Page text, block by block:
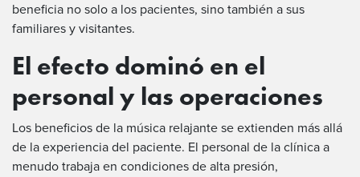
beneficia no solo a los pacientes, sino también a sus
familiares y visitantes.
El efecto dominó en el
personal y las operaciones
Los beneficios de la música relajante se extienden más allá
de la experiencia del paciente. El personal de la clínica a
menudo trabaja en condiciones de alta presión,